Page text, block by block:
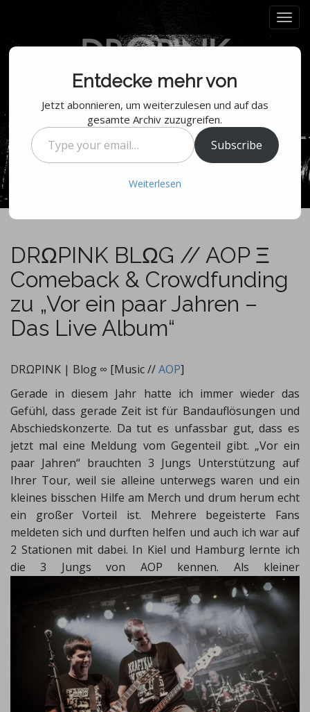
n
u
o
n
t
n
t
DRΩPINK BLΩG // AOP Ξ
Comeback & Crowdfunding
zu „Vor ein paar Jahren –
Das Live Album“
DRΩPINK | Blog ∞ [Music //AOP]
Gerade in diesem Jahr hatte ich immer wieder das
Gefühl, dass gerade Zeit ist für Bandauflösungen und
Abschiedskonzerte. Da tut es unfassbar gut, dass es
jetzt mal eine Meldung vom Gegenteil gibt. „Vor ein
paar Jahren“ brauchten 3 Jungs Unterstützung auf
Ihrer Tour, weil sie alleine unterwegs waren und ein
kleines bisschen Hilfe am Merch und drum herum echt
ein großer Vorteil ist. Mehrere begeisterte Fans
meldeten sich und durften helfen und auch ich war auf
2 Stationen mit dabei. In Kiel und Hamburg lernte ich
die 3 Jungs von AOP kennen. Als kleiner
Entdecke mehr von
Jetzt abonnieren, um weiterzulesen und auf das
gesamte Archiv zuzugreifen.
Type
your
email…
Subscribe
Weiterlesen